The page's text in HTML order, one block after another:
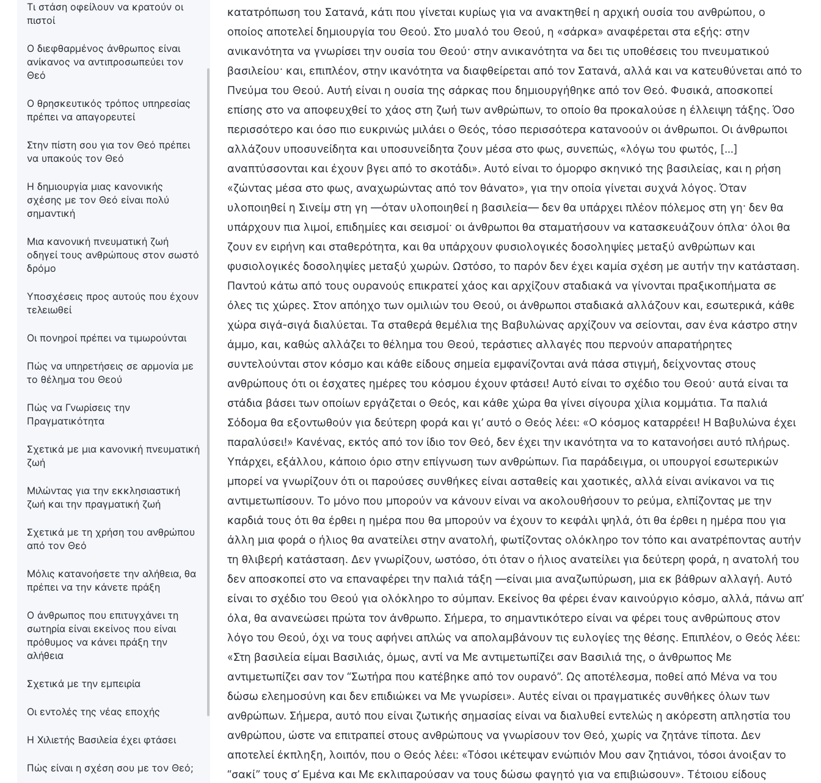
Τι στάση οφείλουν να κρατούν οι
πιστοί
Ο διεφθαρμένος άνθρωπος είναι
ανίκανος να αντιπροσωπεύει τον
Θεό
Ο θρησκευτικός τρόπος υπηρεσίας
πρέπει να απαγορευτεί
Στην πίστη σου για τον Θεό πρέπει
να υπακούς τον Θεό
Η δημιουργία μιας κανονικής
σχέσης με τον Θεό είναι πολύ
σημαντική
Μια κανονική πνευματική ζωή
οδηγεί τους ανθρώπους στον σωστό
δρόμο
Υποσχέσεις προς αυτούς που έχουν
τελειωθεί
Οι πονηροί πρέπει να τιμωρούνται
Πώς να υπηρετήσεις σε αρμονία με
το θέλημα του Θεού
Πώς να Γνωρίσεις την
Πραγματικότητα
Σχετικά με μια κανονική πνευματική
ζωή
Μιλώντας για την εκκλησιαστική
ζωή και την πραγματική ζωή
Σχετικά με τη χρήση του ανθρώπου
από τον Θεό
Μόλις κατανοήσετε την αλήθεια, θα
πρέπει να την κάνετε πράξη
Ο άνθρωπος που επιτυγχάνει τη
σωτηρία είναι εκείνος που είναι
πρόθυμος να κάνει πράξη την
αλήθεια
Σχετικά με την εμπειρία
Οι εντολές της νέας εποχής
Η Χιλιετής Βασιλεία έχει φτάσει
Πώς είναι η σχέση σου με τον Θεό;
κατατρόπωση του Σατανά, κάτι που γίνεται κυρίως για να ανακτηθεί η αρχική ουσία του ανθρώπου, ο
οποίος αποτελεί δημιουργία του Θεού. Στο μυαλό του Θεού, η «σάρκα» αναφέρεται στα εξής: στην
ανικανότητα να γνωρίσει την ουσία του Θεού· στην ανικανότητα να δει τις υποθέσεις του πνευματικού
βασιλείου· και, επιπλέον, στην ικανότητα να διαφθείρεται από τον Σατανά, αλλά και να κατευθύνεται από το
Πνεύμα του Θεού. Αυτή είναι η ουσία της σάρκας που δημιουργήθηκε από τον Θεό. Φυσικά, αποσκοπεί
επίσης στο να αποφευχθεί το χάος στη ζωή των ανθρώπων, το οποίο θα προκαλούσε η έλλειψη τάξης. Όσο
περισσότερο και όσο πιο ευκρινώς μιλάει ο Θεός, τόσο περισσότερα κατανοούν οι άνθρωποι. Οι άνθρωποι
αλλάζουν υποσυνείδητα και υποσυνείδητα ζουν μέσα στο φως, συνεπώς, «λόγω του φωτός, […]
αναπτύσσονται και έχουν βγει από το σκοτάδι». Αυτό είναι το όμορφο σκηνικό της βασιλείας, και η ρήση
«ζώντας μέσα στο φως, αναχωρώντας από τον θάνατο», για την οποία γίνεται συχνά λόγος. Όταν
υλοποιηθεί η Σινείμ στη γη —όταν υλοποιηθεί η βασιλεία— δεν θα υπάρχει πλέον πόλεμος στη γη· δεν θα
υπάρχουν πια λιμοί, επιδημίες και σεισμοί· οι άνθρωποι θα σταματήσουν να κατασκευάζουν όπλα· όλοι θα
ζουν εν ειρήνη και σταθερότητα, και θα υπάρχουν φυσιολογικές δοσοληψίες μεταξύ ανθρώπων και
φυσιολογικές δοσοληψίες μεταξύ χωρών. Ωστόσο, το παρόν δεν έχει καμία σχέση με αυτήν την κατάσταση.
Παντού κάτω από τους ουρανούς επικρατεί χάος και αρχίζουν σταδιακά να γίνονται πραξικοπήματα σε
όλες τις χώρες. Στον απόηχο των ομιλιών του Θεού, οι άνθρωποι σταδιακά αλλάζουν και, εσωτερικά, κάθε
χώρα σιγά-σιγά διαλύεται. Τα σταθερά θεμέλια της Βαβυλώνας αρχίζουν να σείονται, σαν ένα κάστρο στην
άμμο, και, καθώς αλλάζει το θέλημα του Θεού, τεράστιες αλλαγές που περνούν απαρατήρητες
συντελούνται στον κόσμο και κάθε είδους σημεία εμφανίζονται ανά πάσα στιγμή, δείχνοντας στους
ανθρώπους ότι οι έσχατες ημέρες του κόσμου έχουν φτάσει! Αυτό είναι το σχέδιο του Θεού· αυτά είναι τα
στάδια βάσει των οποίων εργάζεται ο Θεός, και κάθε χώρα θα γίνει σίγουρα χίλια κομμάτια. Τα παλιά
Σόδομα θα εξοντωθούν για δεύτερη φορά και γι’ αυτό ο Θεός λέει: «Ο κόσμος καταρρέει! Η Βαβυλώνα έχει
παραλύσει!» Κανένας, εκτός από τον ίδιο τον Θεό, δεν έχει την ικανότητα να το κατανοήσει αυτό πλήρως.
Υπάρχει, εξάλλου, κάποιο όριο στην επίγνωση των ανθρώπων. Για παράδειγμα, οι υπουργοί εσωτερικών
μπορεί να γνωρίζουν ότι οι παρούσες συνθήκες είναι ασταθείς και χαοτικές, αλλά είναι ανίκανοι να τις
αντιμετωπίσουν. Το μόνο που μπορούν να κάνουν είναι να ακολουθήσουν το ρεύμα, ελπίζοντας με την
καρδιά τους ότι θα έρθει η ημέρα που θα μπορούν να έχουν το κεφάλι ψηλά, ότι θα έρθει η ημέρα που για
άλλη μια φορά ο ήλιος θα ανατείλει στην ανατολή, φωτίζοντας ολόκληρο τον τόπο και ανατρέποντας αυτήν
τη θλιβερή κατάσταση. Δεν γνωρίζουν, ωστόσο, ότι όταν ο ήλιος ανατείλει για δεύτερη φορά, η ανατολή του
δεν αποσκοπεί στο να επαναφέρει την παλιά τάξη —είναι μια αναζωπύρωση, μια εκ βάθρων αλλαγή. Αυτό
είναι το σχέδιο του Θεού για ολόκληρο το σύμπαν. Εκείνος θα φέρει έναν καινούργιο κόσμο, αλλά, πάνω απ’
όλα, θα ανανεώσει πρώτα τον άνθρωπο. Σήμερα, το σημαντικότερο είναι να φέρει τους ανθρώπους στον
λόγο του Θεού, όχι να τους αφήνει απλώς να απολαμβάνουν τις ευλογίες της θέσης. Επιπλέον, ο Θεός λέει:
«Στη βασιλεία είμαι Βασιλιάς, όμως, αντί να Με αντιμετωπίζει σαν Βασιλιά της, ο άνθρωπος Με
αντιμετωπίζει σαν τον “Σωτήρα που κατέβηκε από τον ουρανό”. Ως αποτέλεσμα, ποθεί από Μένα να του
δώσω ελεημοσύνη και δεν επιδιώκει να Με γνωρίσει». Αυτές είναι οι πραγματικές συνθήκες όλων των
ανθρώπων. Σήμερα, αυτό που είναι ζωτικής σημασίας είναι να διαλυθεί εντελώς η ακόρεστη απληστία του
ανθρώπου, ώστε να επιτραπεί στους ανθρώπους να γνωρίσουν τον Θεό, χωρίς να ζητάνε τίποτα. Δεν
αποτελεί έκπληξη, λοιπόν, που ο Θεός λέει: «Τόσοι ικέτεψαν ενώπιόν Μου σαν ζητιάνοι, τόσοι άνοιξαν το
“σακί” τους σ’ Εμένα και Με εκλιπαρούσαν να τους δώσω φαγητό για να επιβιώσουν». Τέτοιου είδους